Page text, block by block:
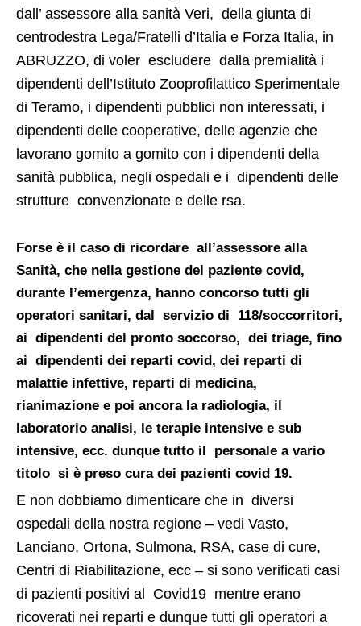
dall’ assessore alla sanità Veri, della giunta di
centrodestra Lega/Fratelli d’Italia e Forza Italia, in
ABRUZZO, di voler escludere dalla premialità i
dipendenti dell’Istituto Zooprofilattico Sperimentale
di Teramo, i dipendenti pubblici non interessati, i
dipendenti delle cooperative, delle agenzie che
lavorano gomito a gomito con i dipendenti della
sanità pubblica, negli ospedali e i dipendenti delle
strutture convenzionate e delle rsa.
Forse è il caso di ricordare all’assessore alla
Sanità, che nella gestione del paziente covid,
durante l’emergenza, hanno concorso tutti gli
operatori sanitari, dal servizio di 118/soccorritori,
ai dipendenti del pronto soccorso, dei triage, fino
ai dipendenti dei reparti covid, dei reparti di
malattie infettive, reparti di medicina,
rianimazione e poi ancora la radiologia, il
laboratorio analisi, le terapie intensive e sub
intensive, ecc. dunque tutto il personale a vario
titolo si è preso cura dei pazienti covid 19.
E non dobbiamo dimenticare che in diversi
ospedali della nostra regione – vedi Vasto,
Lanciano, Ortona, Sulmona, RSA, case di cure,
Centri di Riabilitazione, ecc – si sono verificati casi
di pazienti positivi al Covid19 mentre erano
ricoverati nei reparti e dunque tutti gli operatori a